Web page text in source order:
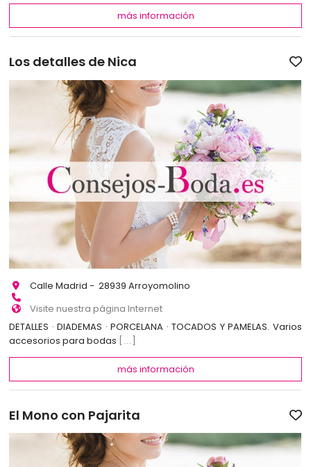
más información
Los detalles de Nica
Calle Madrid - 28939 Arroyomolino
Visite nuestra página Internet
DETALLES · DIADEMAS · PORCELANA · TOCADOS Y PAMELAS. Varios
accesorios para bodas [...]
más información
El Mono con Pajarita